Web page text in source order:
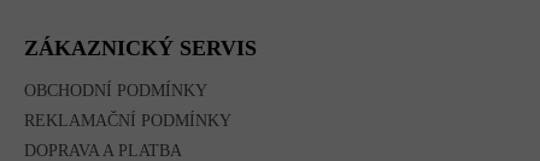
ZÁKAZNICKÝ SERVIS
OBCHODNÍ PODMÍNKY
REKLAMAČNÍ PODMÍNKY
DOPRAVA A PLATBA